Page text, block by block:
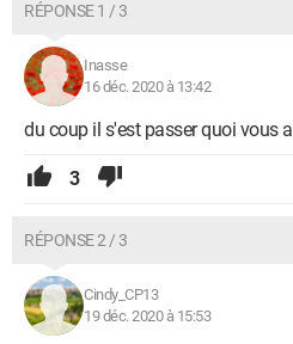
RÉPONSE 1 / 3
Inasse
16 déc. 2020 à 13:42
du coup il s'est passer quoi vous
3
RÉPONSE 2 / 3
Cindy_CP13
19 déc. 2020 à 15:53